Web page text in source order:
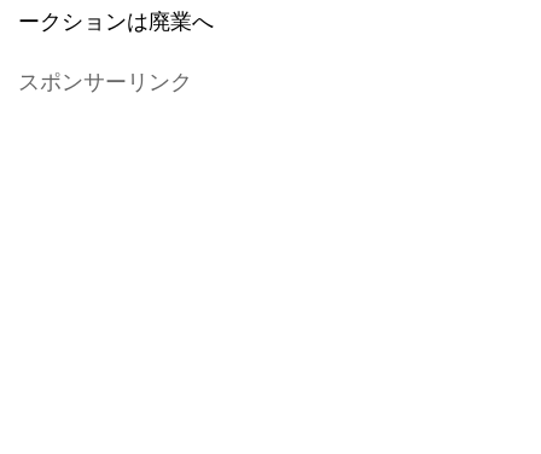
ークションは廃業へ
スポンサーリンク